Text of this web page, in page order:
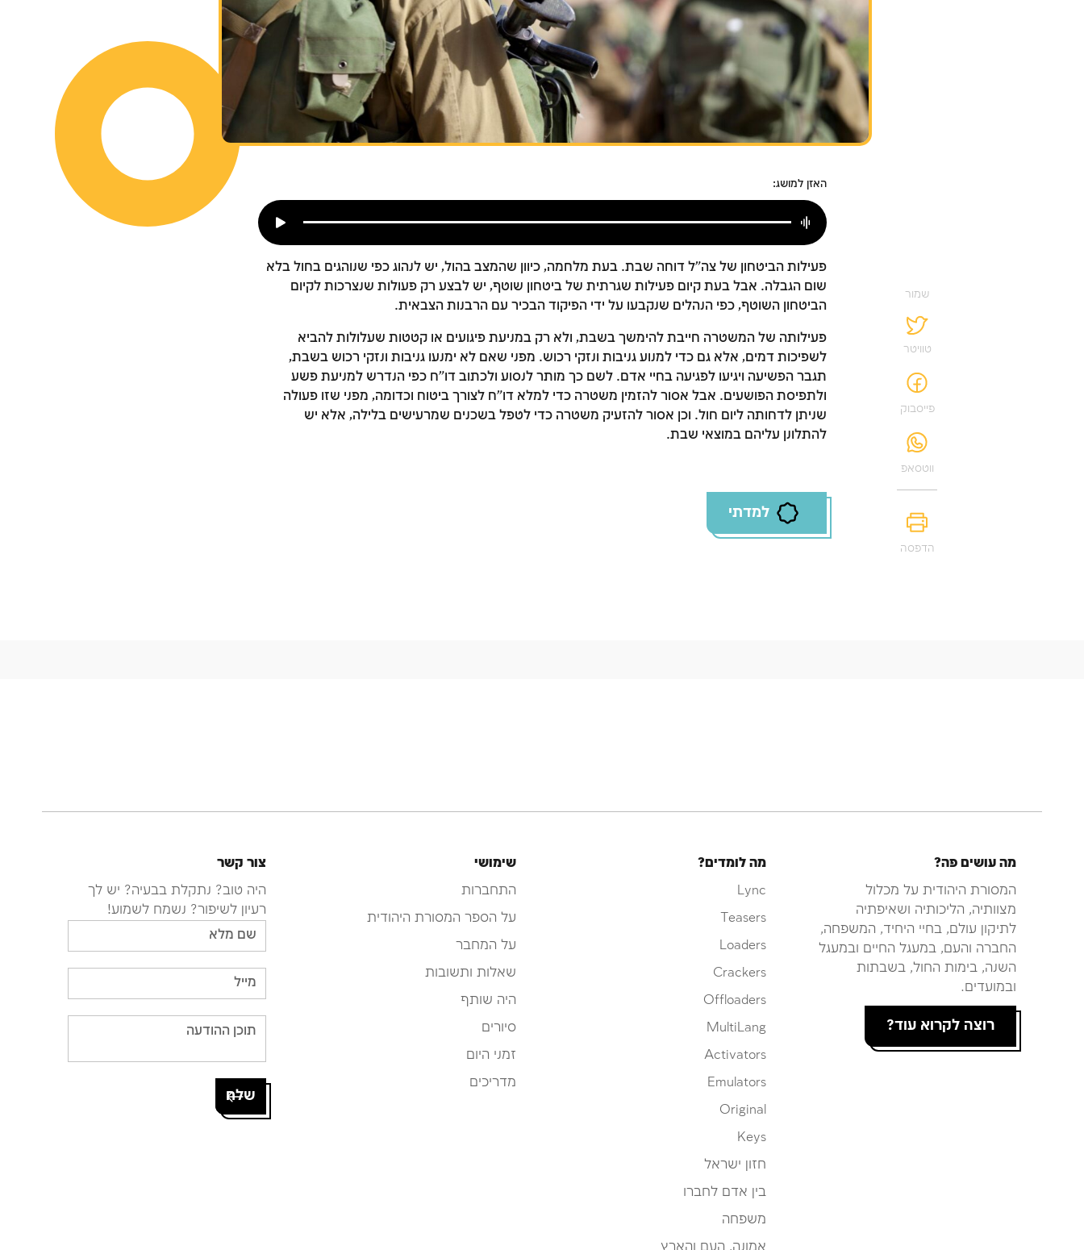
האזן למושג:
שמור
טוויטר
פייסבוק
ווטסאפ
הדפסה
פעילות הביטחון של צה"ל דוחה שבת. בעת מלחמה, כיוון שהמצב בהול, יש לנהוג כפי שנוהגים בחול בלא
שום הגבלה. אבל בעת קיום פעילות שגרתית של ביטחון שוטף, יש לבצע רק פעולות שנצרכות לקיום
הביטחון השוטף, כפי הנהלים שנקבעו על ידי הפיקוד הבכיר עם הרבנות הצבאית.
פעילותה של המשטרה חייבת להימשך בשבת, ולא רק במניעת פיגועים או קטטות שעלולות להביא
לשפיכות דמים, אלא גם כדי למנוע גניבות ונזקי רכוש. מפני שאם לא ימנעו גניבות ונזקי רכוש בשבת,
תגבר הפשיעה ויגיעו לפגיעה בחיי אדם. לשם כך מותר לנסוע ולכתוב דו"ח כפי הנדרש למניעת פשע
ולתפיסת הפושעים. אבל אסור להזמין משטרה כדי למלא דו"ח לצורך ביטוח וכדומה, מפני שזו פעולה
שניתן לדחותה ליום חול. וכן אסור להזעיק משטרה כדי לטפל בשכנים שמרעישים בלילה, אלא יש
להתלונן עליהם במוצאי שבת.
למדתי
זמן להתחבר לחשבון שלך
לסימון המושג כנלמד, יש להתחבר לחשבון או להירשם
צור קשר
היה טוב? נתקלת בבעיה? יש לך
רעיון לשיפור? נשמח לשמוע!
שימושי
התחברות
על הספר המסורת היהודית
על המחבר
שאלות ותשובות
היה שותף
סיורים
זמני היום
מדריכים
מה לומדים?
Lync
Teasers
Loaders
Crackers
Offloaders
MultiLang
Activators
Emulators
Original
Keys
חזון ישראל
בין אדם לחברו
משפחה
אמונה, העם והארץ
מה עושים פה?
המסורת היהודית על מכלול
מצוותיה, הליכותיה ושאיפתיה
לתיקון עולם, בחיי היחיד, המשפחה,
החברה והעם, במעגל החיים ובמעגל
השנה, בימות החול, בשבתות
ובמועדים.
רוצה לקרוא עוד?